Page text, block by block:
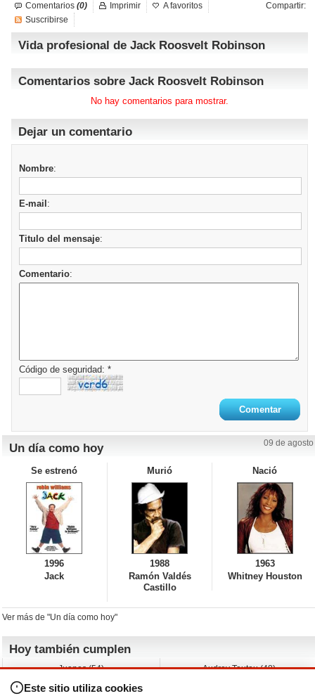
Comentarios (0) Compartir:
Imprimir
A favoritos
Suscribirse
Vida profesional de Jack Roosvelt Robinson
Comentarios sobre Jack Roosvelt Robinson
No hay comentarios para mostrar.
Dejar un comentario
Nombre:
E-mail :
Titulo del mensaje:
Comentario:
Código de seguridad: *
Un día como hoy 09 de agosto
Se estrenó
1996
Jack
Murió
1988
Ramón Valdés
Castillo
Nació
1963
Whitney Houston
Ver más de "Un día como hoy"
Hoy también cumplen
Juanes (54)
Jessica Capshaw (50)
Audrey Tautou (48)
Este sitio utiliza cookies